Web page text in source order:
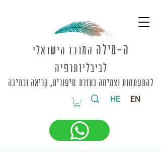
HE EN
ה-מילה המרכז הישראלי
לביבליותרפיה
להתפתחות וצמיחה בעזרת סיפורים, קריאה וכתיבה